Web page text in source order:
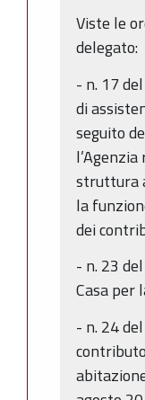
Viste le
delegato:
- n. 17
di
seguito
struttura
la
dei
- n. 23
Casa per
- n. 24